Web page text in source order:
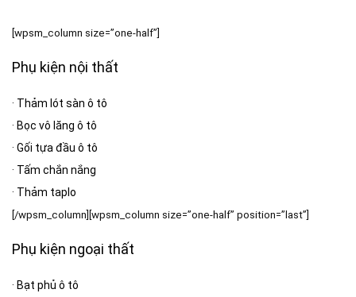
[wpsm_column size=”one-half”]
Phụ kiện nội thất
· Thảm lót sàn ô tô
· Bọc vô lăng ô tô
· Gối tựa đầu ô tô
· Tấm chắn nắng
· Thảm taplo
[/wpsm_column][wpsm_column size=”one-half” position=”last”]
Phụ kiện ngoại thất
· Bạt phủ ô tô